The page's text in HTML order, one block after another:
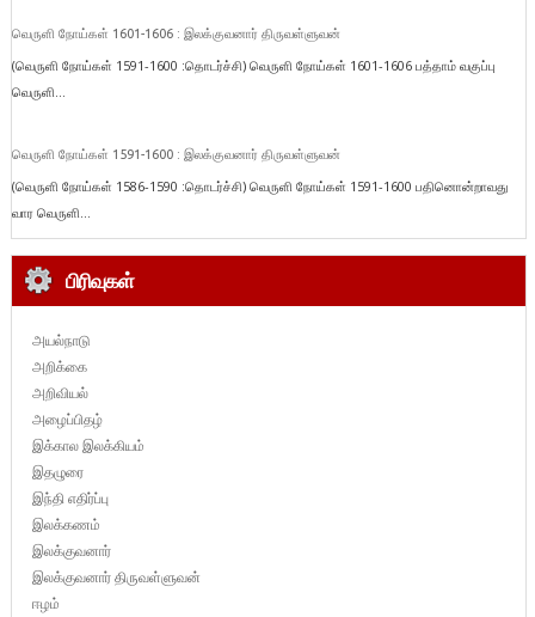
வெருளி நோய்கள் 1601-1606 : இலக்குவனார் திருவள்ளுவன்
(வெருளி நோய்கள் 1591-1600 :தொடர்ச்சி) வெருளி நோய்கள் 1601-1606 பத்தாம் வகுப்பு
வெருளி...
வெருளி நோய்கள் 1591-1600 : இலக்குவனார் திருவள்ளுவன்
(வெருளி நோய்கள் 1586-1590 :தொடர்ச்சி) வெருளி நோய்கள் 1591-1600 பதினொன்றாவது
வார வெருளி...
பிரிவுகள்
அயல்நாடு
அறிக்கை
அறிவியல்
அழைப்பிதழ்
இக்கால இலக்கியம்
இதழுரை
இந்தி எதிர்ப்பு
இலக்கணம்
இலக்குவனார்
இலக்குவனார் திருவள்ளுவன்
ஈழம்